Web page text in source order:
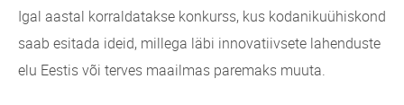
Igal aastal korraldatakse konkurss, kus kodanikuühiskond
saab esitada ideid, millega läbi innovatiivsete lahenduste
elu Eestis või terves maailmas paremaks muuta.